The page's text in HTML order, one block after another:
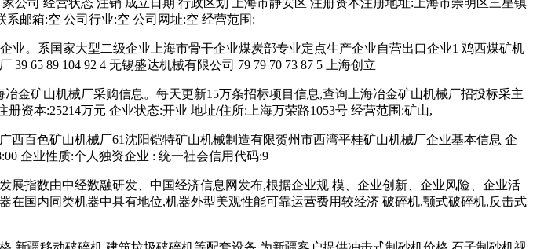
系邮箱:空 公司行业:空 公司网址:空 经营范围:
业。系国家大型二级企业上海市骨干企业煤炭部专业定点生产企业自营出口企业1 鸡西煤矿机
39 65 89 104 92 4 无锡盛达机械有限公司 79 79 70 73 87 5 上海创立
金矿山机械厂采购信息。每天更新15万条招标项目信息,查询上海冶金矿山机械厂招投标采主
资本:25214万元 企业状态:开业 地址/住所:上海万荣路1053号 经营范围:矿山,
百色矿山机械厂61沈阳铠特矿山机械制造有限贺州市西湾平桂矿山机械厂企业基本信息 企
企业性质:个人独资企业 : 统一社会信用代码:9
展指数由中经数融研发、中国经济信息网发布,根据企业规 模、企业创新、企业风险、企业活
国内同类机器中具有地位,机器外型美观性能可靠运营费用较经济 破碎机,颚式破碎机,反击式